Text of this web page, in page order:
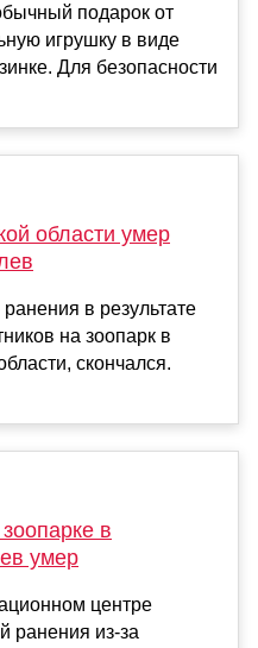
подарок от
игрушку в виде
Для безопасности
области умер
в результате
на зоопарк в
скончался.
в
умер
центре
ранения из-за